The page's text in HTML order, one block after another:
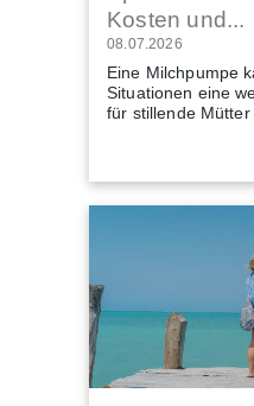
Kosten und...
08.07.2026
Eine Milchpumpe
Situationen eine
für stillende Mütter